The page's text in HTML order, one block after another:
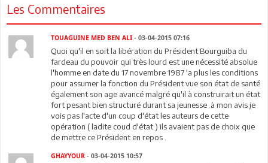
Les Commentaires
TOUAGUINE MED BEN ALI - 03-04-2015 07:16
Quoi qu'il en soit la libération du Président Bourguiba du
fardeau du pouvoir qui très lourd est une nécessité absolue
l'homme en date du 17 novembre 1987 'a plus les conditions
pour assumer la fonction du Président vue son état de santé
également son age avancé malgré qu'il à construirait un état
fort pesant bien structuré durant sa jeunesse .à mon avis je
vois pas l'acte d'un coup d'état les auteurs de cette
opération ( ladite coud d'état ) ils avaient pas de choix que
de mettre ce Président en repos .
GHAYYOUR - 03-04-2015 10:57